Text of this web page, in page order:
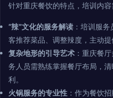
针对重庆餐饮的特点，培训内容
“辣”文化的服务解读 ：培训服
客推荐菜品、调整辣度，主动提
复杂地形的引导艺术 ：重庆餐
务人员需熟练掌握餐厅布局，
利。
火锅服务的专业性 ：作为餐饮